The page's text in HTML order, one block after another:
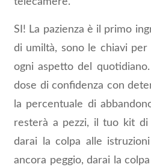
SI! La pazienza è il primo
di umiltà, sono le chiavi
ogni aspetto del
dose di confidenza con
la percentuale di
resterà a pezzi, il tuo kit di
darai la colpa alle
ancora peggio, darai la